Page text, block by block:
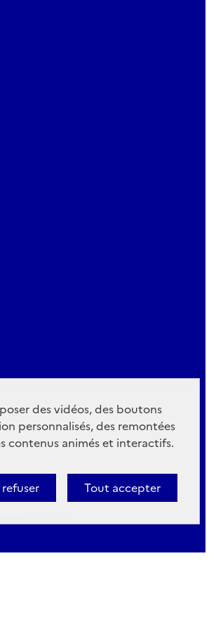
des vidéos, des boutons
personnalisés, des remontées
contenus animés et interactifs.
Tout accepter